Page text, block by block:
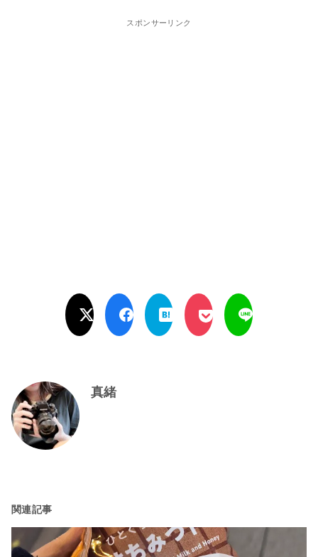
スポンサーリンク
真緒
関連記事